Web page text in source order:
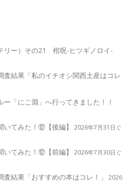
リー）その21 棺呪-ヒツギノロイ-
査結果「私のイチオシ関西土産はコレ
「にこ淵」へ行ってきました！！
いてみた！⑫【後編】
2026年7月31日ぐ
いてみた！⑫【前編】
2026年7月30日ぐ
査結果「おすすめの本はコレ！」
2026